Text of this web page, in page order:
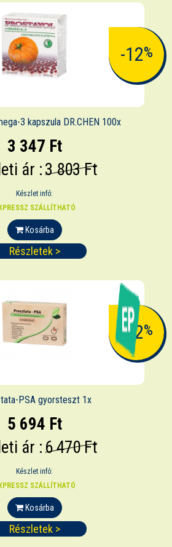
-12%
3 kapszula DR.CHEN 100x
3 347 Ft
ár :3 803 Ft
Készlet infó:
SZÁLLÍTHATÓ
Kosárba
Részletek >
-12%
PSA gyorsteszt 1x
5 694 Ft
ár :6 470 Ft
Készlet infó:
SZÁLLÍTHATÓ
Kosárba
Részletek >